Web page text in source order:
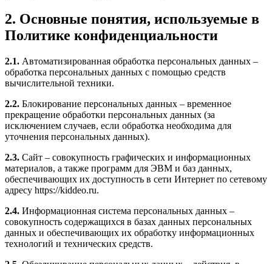
2. Основные понятия, используемые в
Политике конфиденциальности
2.1. Автоматизированная обработка персональных данных –
обработка персональных данных с помощью средств
вычислительной техники.
2.2. Блокирование персональных данных – временное
прекращение обработки персональных данных (за
исключением случаев, если обработка необходима для
уточнения персональных данных).
2.3. Сайт – совокупность графических и информационных
материалов, а также программ для ЭВМ и баз данных,
обеспечивающих их доступность в сети Интернет по сетевому
адресу https://kiddeo.ru.
2.4. Информационная система персональных данных –
совокупность содержащихся в базах данных персональных
данных и обеспечивающих их обработку информационных
технологий и технических средств.